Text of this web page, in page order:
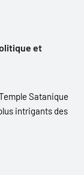
et
Satanique
intrigants des